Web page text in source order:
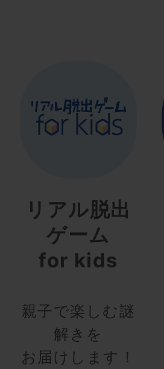
リアル脱出
ゲーム
for kids
親子で楽しむ謎
解きを
お届けします！